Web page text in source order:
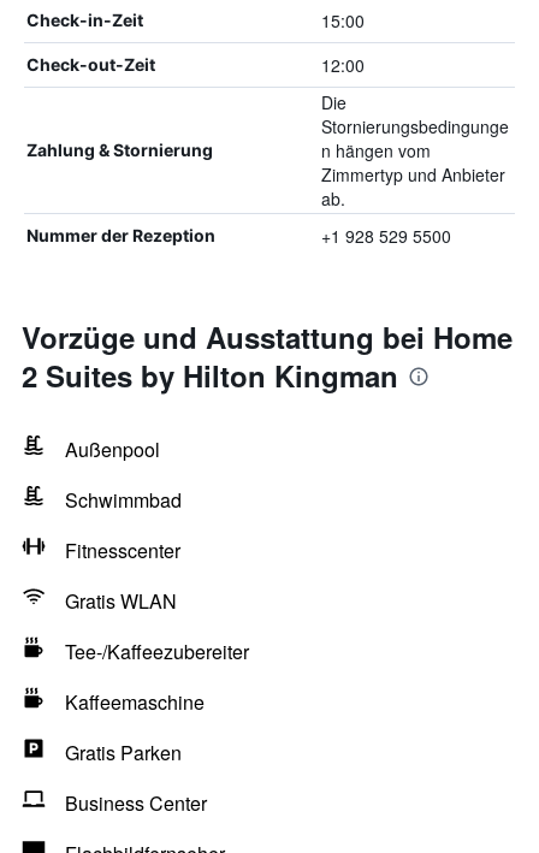
Check-in-Zeit 15:00
Check-out-Zeit 12:00
Zahlung & Stornierung
Die
Stornierungsbedingunge
n hängen vom
Zimmertyp und Anbieter
ab.
Nummer der Rezeption +1 928 529 5500
Vorzüge und Ausstattung bei Home
2 Suites by Hilton Kingman
Außenpool
Schwimmbad
Fitnesscenter
Gratis WLAN
Tee-/Kaffeezubereiter
Kaffeemaschine
Gratis Parken
Business Center